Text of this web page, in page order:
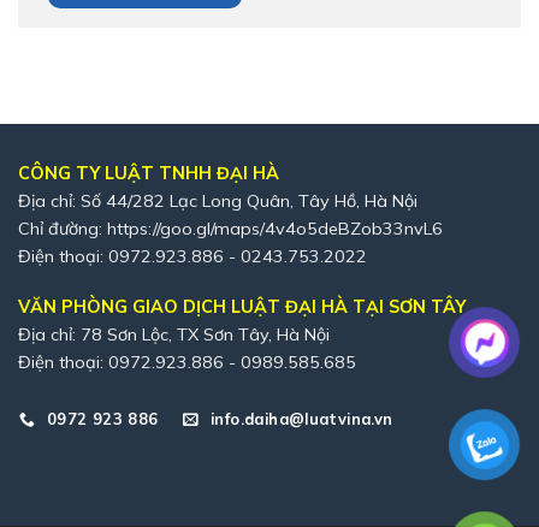
CÔNG TY LUẬT TNHH ĐẠI HÀ
Địa chỉ: Số 44/282 Lạc Long Quân, Tây Hồ, Hà Nội
Chỉ đường: https://goo.gl/maps/4v4o5deBZob33nvL6
Điện thoại: 0972.923.886 - 0243.753.2022
VĂN PHÒNG GIAO DỊCH LUẬT ĐẠI HÀ TẠI SƠN TÂY
Địa chỉ: 78 Sơn Lộc, TX Sơn Tây, Hà Nội
Điện thoại: 0972.923.886 - 0989.585.685
0972 923 886 info.daiha@luatvina.vn